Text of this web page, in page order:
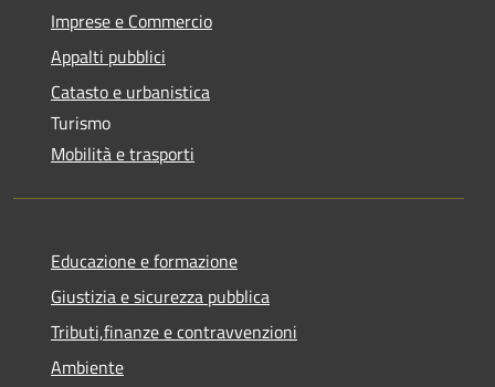
Imprese e Commercio
Appalti pubblici
Catasto e urbanistica
Turismo
Mobilità e trasporti
Educazione e formazione
Giustizia e sicurezza pubblica
Tributi,finanze e contravvenzioni
Ambiente